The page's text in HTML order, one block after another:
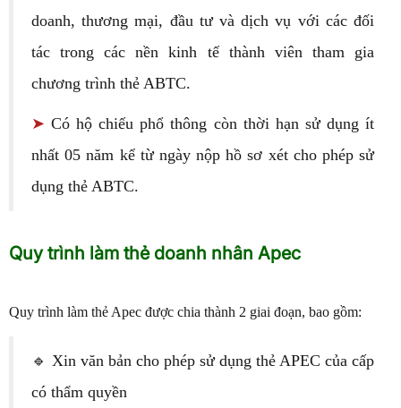
doanh, thương mại, đầu tư và dịch vụ với các đối
tác trong các nền kinh tế thành viên tham gia
chương trình thẻ ABTC.
➤Có hộ chiếu phổ thông còn thời hạn sử dụng ít
nhất 05 năm kể từ ngày nộp hồ sơ xét cho phép sử
dụng thẻ ABTC.
Quy trình làm thẻ doanh nhân Apec
Quy trình làm thẻ Apec được chia thành 2 giai đoạn, bao gồm:
🔹 Xin văn bản cho phép sử dụng thẻ APEC của cấp
có thẩm quyền